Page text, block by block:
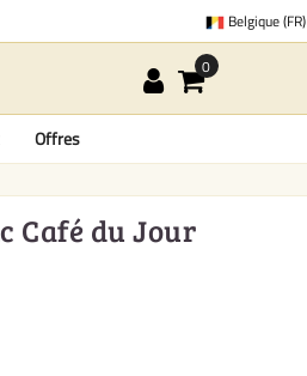
Belgique (FR)
Offres
Café du Jour